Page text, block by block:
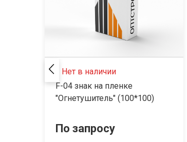
Нет в наличии
F-04 знак на пленке
"Огнетушитель" (100*100)
По запросу